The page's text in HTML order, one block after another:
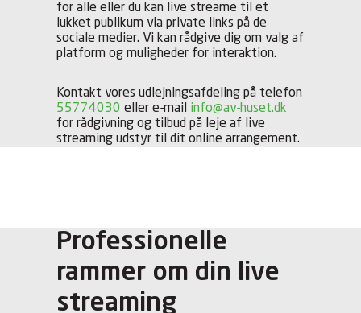
for alle eller du kan live streame til et
lukket publikum via private links på de
sociale medier. Vi kan rådgive dig om valg af
platform og muligheder for interaktion.
Kontakt vores udlejningsafdeling på telefon
55774030 eller e-mail info@av-huset.dk
for rådgivning og tilbud på leje af live
streaming udstyr til dit online arrangement.
Professionelle
rammer om din live
streaming